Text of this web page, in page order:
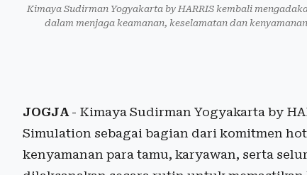
Kimaya Sudirman Yogyakarta by HARRIS kembali
dalam menjaga keamanan, keselamatan dan
JOGJA- Kimaya Sudirman Yogyakarta by
Simulation sebagai bagian dari komitmen
kenyamanan para tamu, karyawan, serta